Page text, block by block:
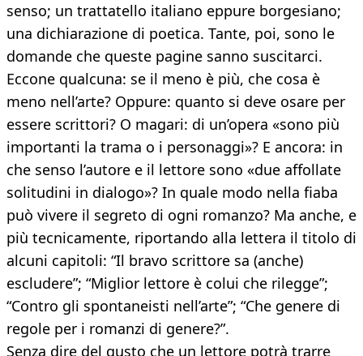
senso; un trattatello italiano eppure borgesiano;
una dichiarazione di poetica. Tante, poi, sono le
domande che queste pagine sanno suscitarci.
Eccone qualcuna: se il meno è più, che cosa è
meno nell’arte? Oppure: quanto si deve osare per
essere scrittori? O magari: di un’opera «sono più
importanti la trama o i personaggi»? E ancora: in
che senso l’autore e il lettore sono «due affollate
solitudini in dialogo»? In quale modo nella fiaba
può vivere il segreto di ogni romanzo? Ma anche, e
più tecnicamente, riportando alla lettera il titolo di
alcuni capitoli: “Il bravo scrittore sa (anche)
escludere”; “Miglior lettore è colui che rilegge”;
“Contro gli spontaneisti nell’arte”; “Che genere di
regole per i romanzi di genere?”.
Senza dire del gusto che un lettore potrà trarre